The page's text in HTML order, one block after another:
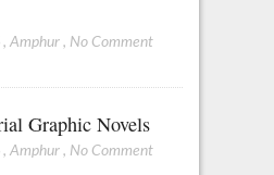
, Amphur , No Comment
Graphic Novels
, Amphur , No Comment